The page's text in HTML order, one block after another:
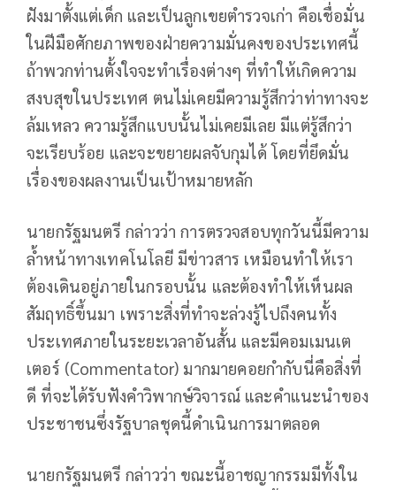
ฝังมาตั้งแต่เด็ก และเป็นลูกเขยตำรวจเก่า คือเชื่อมั่น
ในฝีมือศักยภาพของฝ่ายความมั่นคงของประเทศนี้
ถ้าพวกท่านตั้งใจจะทำเรื่องต่างๆ ที่ทำให้เกิดความ
สงบสุขในประเทศ ตนไม่เคยมีความรู้สึกว่าท่าทางจะ
ล้มเหลว ความรู้สึกแบบนั้นไม่เคยมีเลย มีแต่รู้สึกว่า
จะเรียบร้อย และจะขยายผลจับกุมได้ โดยที่ยึดมั่น
เรื่องของผลงานเป็นเป้าหมายหลัก
นายกรัฐมนตรี กล่าวว่า การตรวจสอบทุกวันนี้มีความ
ล้ำหน้าทางเทคโนโลยี มีข่าวสาร เหมือนทำให้เรา
ต้องเดินอยู่ภายในกรอบนั้น และต้องทำให้เห็นผล
สัมฤทธิ์ขึ้นมา เพราะสิ่งที่ทำจะล่วงรู้ไปถึงคนทั้ง
ประเทศภายในระยะเวลาอันสั้น และมีคอมเมนเต
เตอร์ (Commentator) มากมายคอยกำกับนี่คือสิ่งที่
ดี ที่จะได้รับฟังคำวิพากษ์วิจารณ์ และคำแนะนำของ
ประชาชนซึ่งรัฐบาลชุดนี้ดำเนินการมาตลอด
นายกรัฐมนตรี กล่าวว่า ขณะนี้อาชญากรรมมีทั้งใน